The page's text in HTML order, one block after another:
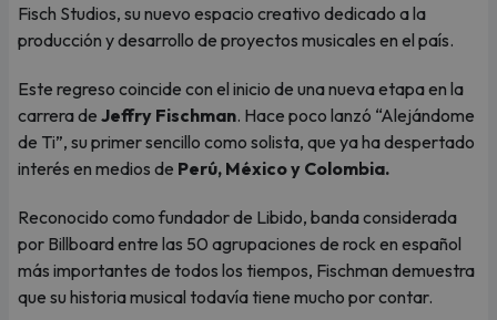
Fisch Studios, su nuevo espacio creativo dedicado a la
producción y desarrollo de proyectos musicales en el país.
Este regreso coincide con el inicio de una nueva etapa en la
carrera de Jeffry Fischman. Hace poco lanzó “Alejándome
de Ti”, su primer sencillo como solista, que ya ha despertado
interés en medios de Perú, México y Colombia.
Reconocido como fundador de Libido, banda considerada
por Billboard entre las 50 agrupaciones de rock en español
más importantes de todos los tiempos, Fischman demuestra
que su historia musical todavía tiene mucho por contar.